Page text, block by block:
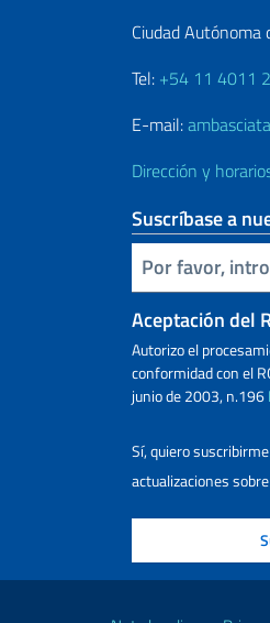
Ciudad
Tel: +54 11 4011
E-mail:
Dirección y
Suscríbase a
Inserta tu correo electronico
Aceptación del
Autorizo ​​el
conformidad con el
junio de 2003, n.196
Sí, quiero
actualizaciones
Enlaces